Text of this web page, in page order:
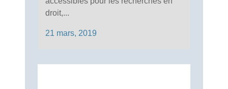
droit,...
21 mars, 2019